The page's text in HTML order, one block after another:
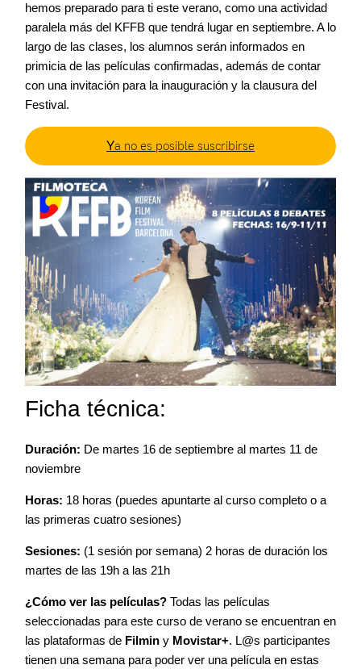
hemos preparado para ti este verano, como una actividad
paralela más del KFFB que tendrá lugar en septiembre. A lo
largo de las clases, los alumnos serán informados en
primicia de las películas confirmadas, además de contar
con una invitación para la inauguración y la clausura del
Festival.
Ya no es posible suscribirse
Ficha técnica:
Duración: De martes 16 de septiembre al martes 11 de
noviembre
Horas: 18 horas (puedes apuntarte al curso completo o a
las primeras cuatro sesiones)
Sesiones: (1 sesión por semana) 2 horas de duración los
martes de las 19h a las 21h
¿Cómo ver las películas? Todas las películas
seleccionadas para este curso de verano se encuentran en
las plataformas de Filmin y Movistar+. L@s participantes
tienen una semana para poder ver una película en estas